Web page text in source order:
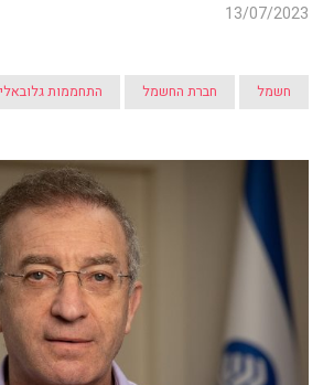
13/07/2023
חשמל חברת החשמל התחממות